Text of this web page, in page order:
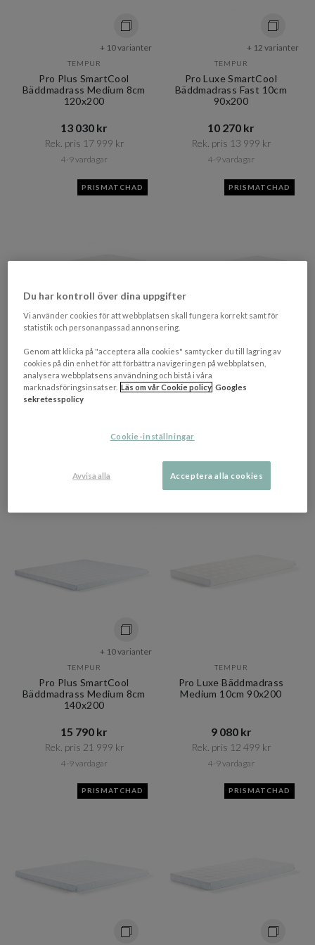
+ 10 varianter
TEMPUR
Pro Plus SmartCool
Bäddmadrass Medium 8cm
120x200
13 030 kr​​
Rek. pris 17 999 kr​​
4-9 vardagar
+ 12 varianter
TEMPUR
Pro Luxe SmartCool
Bäddmadrass Fast 10cm
90x200
10 270 kr​​
Rek. pris 13 999 kr​​
4-9 vardagar
PRISMATCHAD
+ 5 varianter
TEMPUR
Pro Plus Bäddmadrass Mjuk
8cm 80x200
PRISMATCHAD
+ 10 varianter
TEMPUR
Pro Plus SmartCool
Bäddmadrass Fast 8cm
4-9 vardagar
+ 10 varianter
TEMPUR
Pro Plus SmartCool
Bäddmadrass Medium 8cm
140x200
15 790 kr​​
Rek. pris 21 999 kr​​
4-9 vardagar
PRISMATCHAD
TEMPUR
Pro Luxe Bäddmadrass
Medium 10cm 90x200
9 080 kr​​
Rek. pris 12 499 kr​​
4-9 vardagar
PRISMATCHAD PRISMATCHAD
Du har kontroll över dina uppgifter
Vi använder cookies för att webbplatsen skall fungera korrekt samt för
statistik och personanpassad annonsering.
Genom att klicka på "acceptera alla cookies" samtycker du till lagring av
cookies på din enhet för att förbättra navigeringen på webbplatsen,
analysera webbplatsens användning och bistå i våra
marknadsföringsinsatser. Läs om vår Cookie policy Googles
sekretesspolicy
Cookie-inställningar
Avvisa alla Acceptera alla cookies